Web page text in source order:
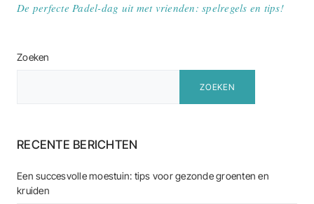
De perfecte Padel-dag uit met vrienden: spelregels en tips!
Zoeken
ZOEKEN
RECENTE BERICHTEN
Een succesvolle moestuin: tips voor gezonde groenten en
kruiden